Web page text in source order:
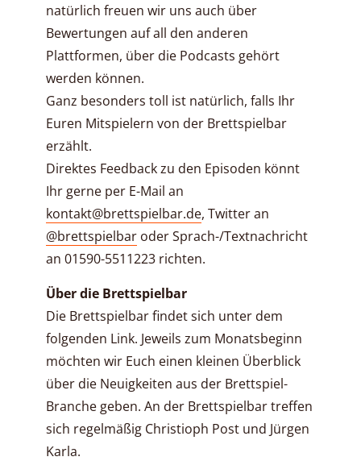
natürlich freuen wir uns auch über
Bewertungen auf all den anderen
Plattformen, über die Podcasts gehört
werden können.
Ganz besonders toll ist natürlich, falls Ihr
Euren Mitspielern von der Brettspielbar
erzählt.
Direktes Feedback zu den Episoden könnt
Ihr gerne per E-Mail an
kontakt@brettspielbar.de, Twitter an
@brettspielbar oder Sprach-/Textnachricht
an 01590-5511223 richten.
Über die Brettspielbar
Die Brettspielbar findet sich unter dem
folgenden Link. Jeweils zum Monatsbeginn
möchten wir Euch einen kleinen Überblick
über die Neuigkeiten aus der Brettspiel-
Branche geben. An der Brettspielbar treffen
sich regelmäßig Christioph Post und Jürgen
Karla.